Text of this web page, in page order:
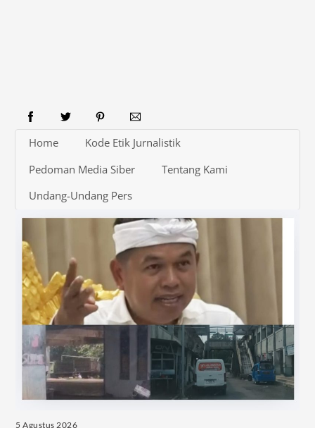
Home
Kode Etik Jurnalistik
Pedoman Media Siber
Tentang Kami
Undang-Undang Pers
5 Agustus 2026